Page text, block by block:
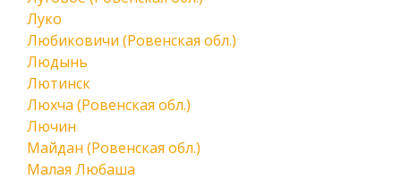
Луко
Любиковичи (Ровенская обл.)
Людынь
Лютинск
Люхча (Ровенская обл.)
Лючин
Майдан (Ровенская обл.)
Малая Любаша